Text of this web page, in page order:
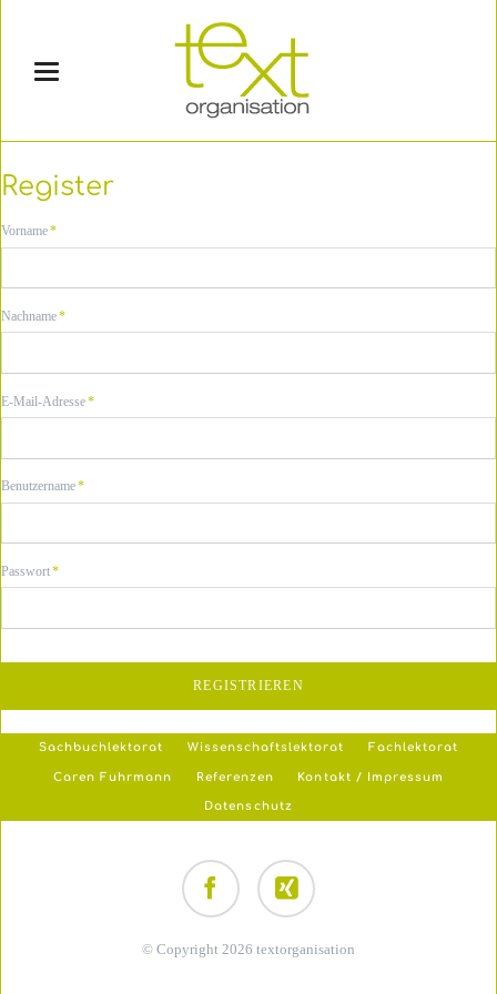
Register
Pflichtfeld
Vorname*
Pflichtfeld
Nachname*
Pflichtfeld
E-Mail-Adresse*
Pflichtfeld
Benutzername*
Pflichtfeld
Passwort*
REGISTRIEREN
Navigation
Sachbuchlektorat Wissenschaftslektorat Fachlektorat
Caren Fuhrmann Referenzen Kontakt / Impressum
Datenschutz
© Copyright 2026 textorganisation